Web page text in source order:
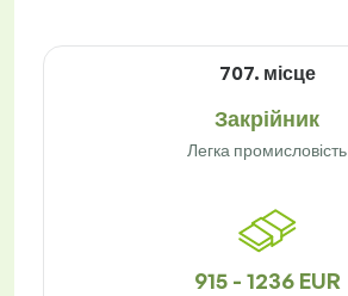
707. місце
Закрійник
Легка промисловість
915 - 1236 EUR